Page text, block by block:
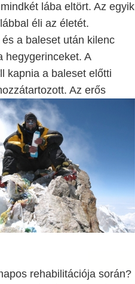
lába eltört. Az egyik
éli az életét.
a baleset után kilenc
hegygerinceket. A
kapnia a baleset előtti
Az erős
rehabilitációja során?